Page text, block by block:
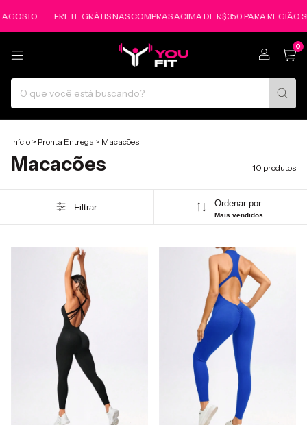
FRETE GRÁTIS NAS COMPRAS ACIMA DE R$ 350 PARA REGIÃO SUL E
0
Início > Pronta Entrega > Macacões
Macacões 10 produtos
Filtrar Ordenar por:
Mais vendidos